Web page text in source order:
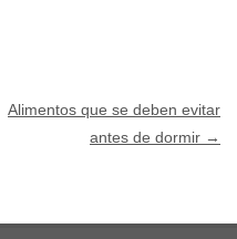
Alimentos que se deben evitar
antes de dormir →